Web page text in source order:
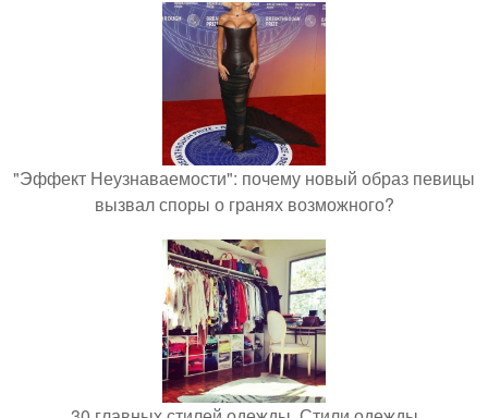
"Эффект Неузнаваемости": почему новый образ певицы
вызвал споры о гранях возможного?